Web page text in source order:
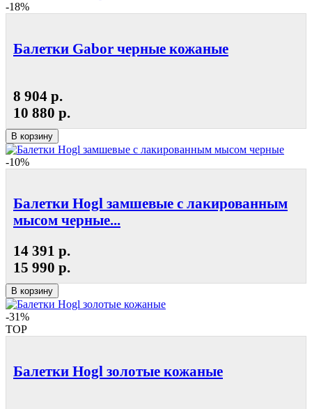
-18%
Балетки Gabor черные кожаные
8 904 р.
10 880 р.
В корзину
-10%
Балетки Hogl замшевые с лакированным
мысом черные...
14 391 р.
15 990 р.
В корзину
-31%
TOP
Балетки Hogl золотые кожаные